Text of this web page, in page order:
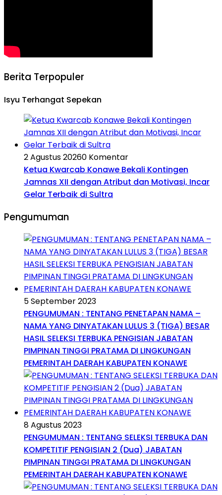
Berita Terpopuler
Isyu Terhangat Sepekan
2 Agustus 20260 Komentar
Ketua Kwarcab Konawe Bekali Kontingen
Jamnas XII dengan Atribut dan Motivasi, Incar
Gelar Terbaik di Sultra
Pengumuman
5 September 2023
PENGUMUMAN : TENTANG PENETAPAN NAMA –
NAMA YANG DINYATAKAN LULUS 3 (TIGA) BESAR
HASIL SELEKSI TERBUKA PENGISIAN JABATAN
PIMPINAN TINGGI PRATAMA DI LINGKUNGAN
PEMERINTAH DAERAH KABUPATEN KONAWE
8 Agustus 2023
PENGUMUMAN : TENTANG SELEKSI TERBUKA DAN
KOMPETITIF PENGISIAN 2 (Dua) JABATAN
PIMPINAN TINGGI PRATAMA DI LINGKUNGAN
PEMERINTAH DAERAH KABUPATEN KONAWE